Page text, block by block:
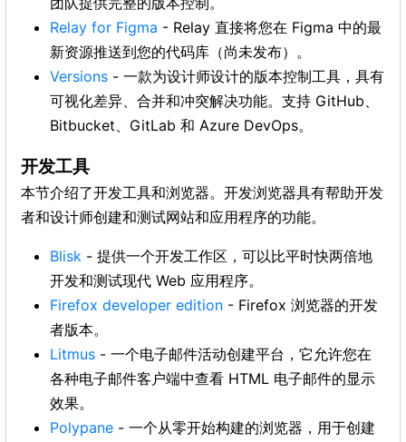
Relay for Figma - Relay 直接将您在 Figma 中的最
新资源推送到您的代码库（尚未发布）。
Versions - 一款为设计师设计的版本控制工具，具有
可视化差异、合并和冲突解决功能。支持 GitHub、
Bitbucket、GitLab 和 Azure DevOps。
开发工具
本节介绍了开发工具和浏览器。开发浏览器具有帮助开发
者和设计师创建和测试网站和应用程序的功能。
Blisk - 提供一个开发工作区，可以比平时快两倍地
开发和测试现代 Web 应用程序。
Firefox developer edition - Firefox 浏览器的开发
者版本。
Litmus - 一个电子邮件活动创建平台，它允许您在
各种电子邮件客户端中查看 HTML 电子邮件的显示
效果。
Polypane - 一个从零开始构建的浏览器，用于创建